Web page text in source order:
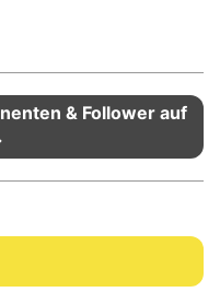
& Follower auf